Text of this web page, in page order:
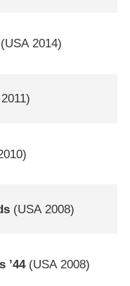
(USA2014)
(USA 2008)
’44(USA2008)